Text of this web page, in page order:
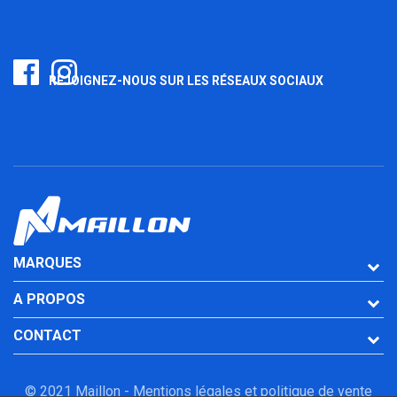
REJOIGNEZ-NOUS SUR LES RÉSEAUX SOCIAUX
MARQUES
A PROPOS
CONTACT
© 2021 Maillon - Mentions légales et politique de vente